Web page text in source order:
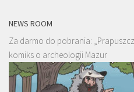
NEWS ROOM
Za darmo do pobrania:
komiks o archeologii Mazur